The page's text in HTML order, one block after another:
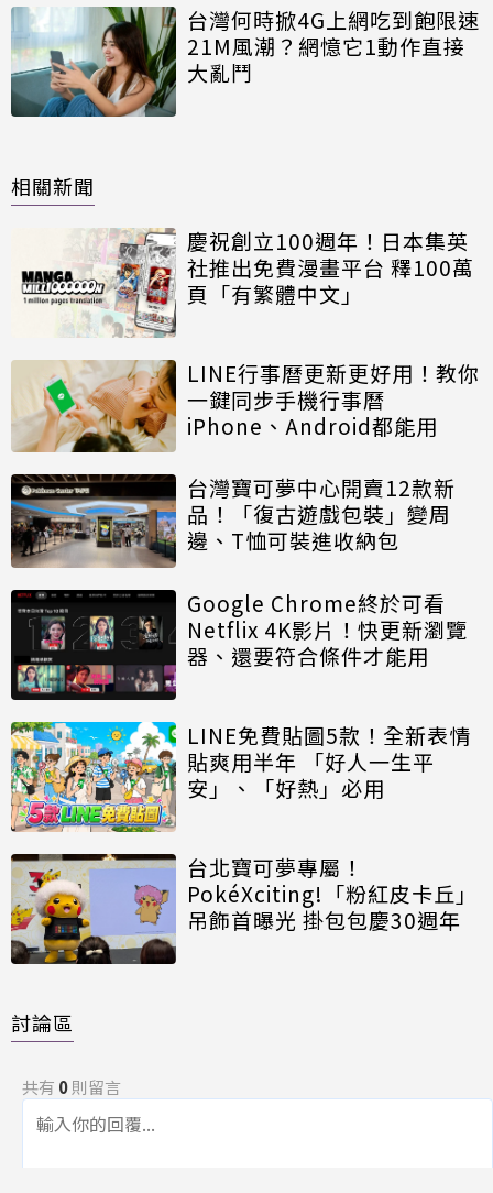
台灣何時掀4G上網吃到飽限速
21M風潮？網憶它1動作直接
大亂鬥
相關新聞
慶祝創立100週年！日本集英
社推出免費漫畫平台 釋100萬
頁「有繁體中文」
LINE行事曆更新更好用！教你
一鍵同步手機行事曆
iPhone、Android都能用
台灣寶可夢中心開賣12款新
品！「復古遊戲包裝」變周
邊、T恤可裝進收納包
Google Chrome終於可看
Netflix 4K影片！快更新瀏覽
器、還要符合條件才能用
LINE免費貼圖5款！全新表情
貼爽用半年 「好人一生平
安」、「好熱」必用
台北寶可夢專屬！
PokéXciting!「粉紅皮卡丘」
吊飾首曝光 掛包包慶30週年
討論區
共有 0則留言